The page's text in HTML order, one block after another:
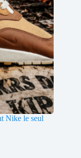
Nike le seul